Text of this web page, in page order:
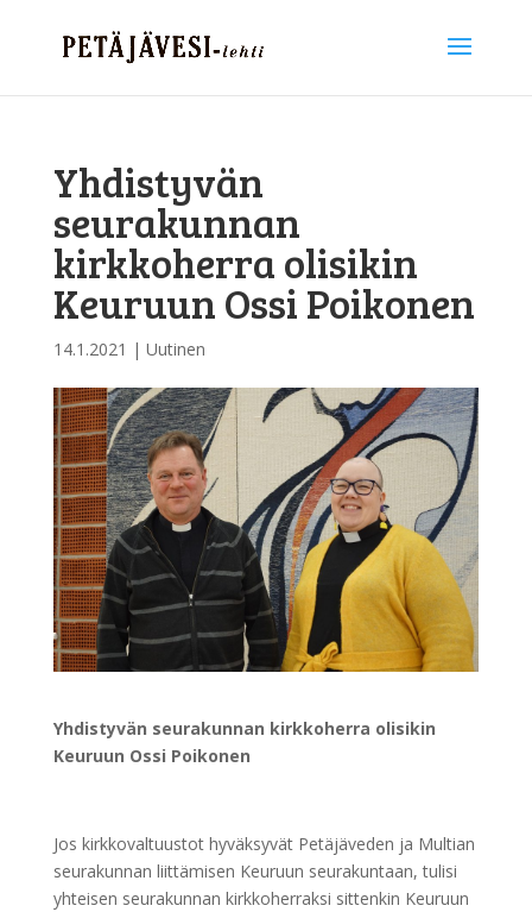
Yhdistyvän
seurakunnan
kirkkoherra olisikin
Keuruun Ossi Poikonen
14.1.2021 | Uutinen
Yhdistyvän seurakunnan kirkkoherra olisikin
Keuruun Ossi Poikonen
Jos kirkkovaltuustot hyväksyvät Petäjäveden ja Multian
seurakunnan liittämisen Keuruun seurakuntaan, tulisi
yhteisen seurakunnan kirkkoherraksi sittenkin Keuruun